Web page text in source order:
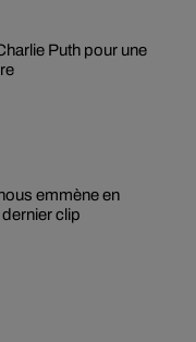
Puth pour une
emmène en
clip